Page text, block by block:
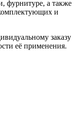
фурнитуре, а также
и
заказу
её применения.